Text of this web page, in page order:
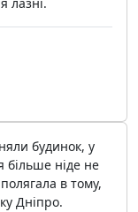
лазні.
будинок, у
більше ніде не
в тому,
Дніпро.